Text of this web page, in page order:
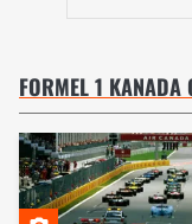
FORMEL 1